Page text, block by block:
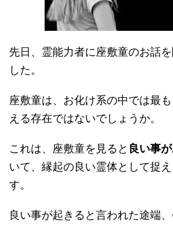
先日、霊能力者に座敷童のお話
した。
座敷童は、お化け系の中では最も
える存在ではないでしょうか。
これは、座敷童を見ると 良い事
いて、縁起の良い霊体として捉
す。
良い事が起きると言われた途端